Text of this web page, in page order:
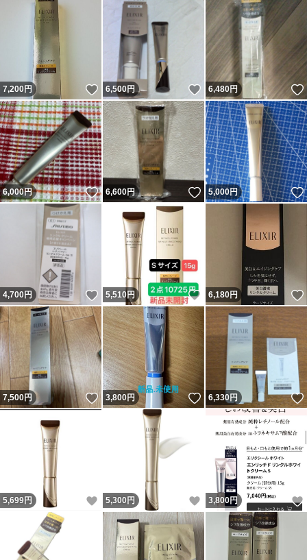
7,200円 いいね！
6,500円 いいね！
6,480円
6,000円 いいね！
6,600円 いいね！
5,000円
4,700円 いいね！
5,510円 いいね！
6,180円
7,500円 いいね！
3,800円 いいね！
6,330円
5,699円 いいね！
5,300 円 いいね！
3,800円